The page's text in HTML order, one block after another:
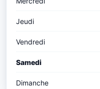
Jeudi
Vendredi
Samedi
Dimanche